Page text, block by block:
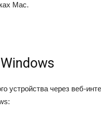
Mac.
устройства через веб-